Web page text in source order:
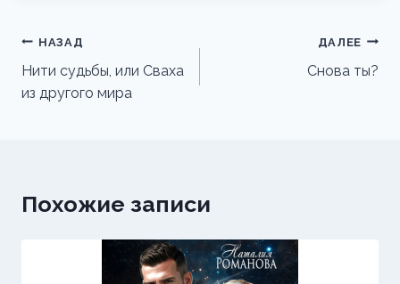
Навигация
по
записям
НАЗАД
Нити судьбы, или Сваха
из другого мира
ДАЛЕЕ
Снова ты?
Похожие записи